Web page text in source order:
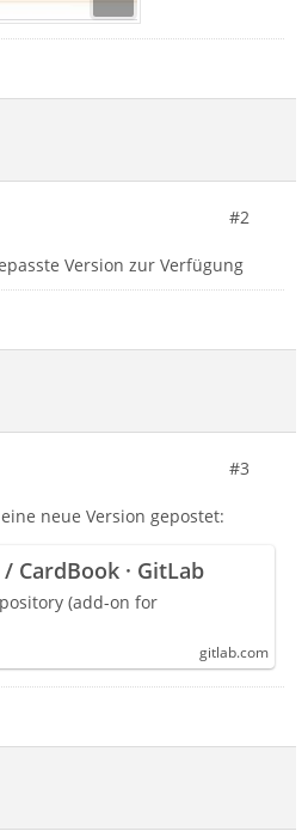
#2
Version zur Verfügung
#3
neue Version gepostet:
CardBook · GitLab
(add-on for
gitlab.com